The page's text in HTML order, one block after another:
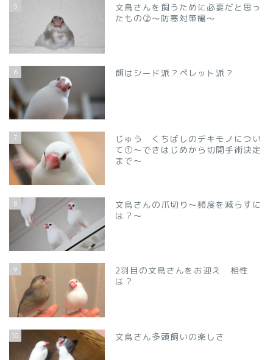
5
文鳥さんを飼うために必要だと思っ
たもの②～防寒対策編～
6 餌はシード派？ペレット派？
7
じゅう くちばしのデキモノについ
て①～できはじめから切開手術決定
まで～
8
文鳥さんの爪切り～頻度を減らすに
は？～
9
2羽目の文鳥さんをお迎え 相性
は？
10 文鳥さん多頭飼いの楽しさ